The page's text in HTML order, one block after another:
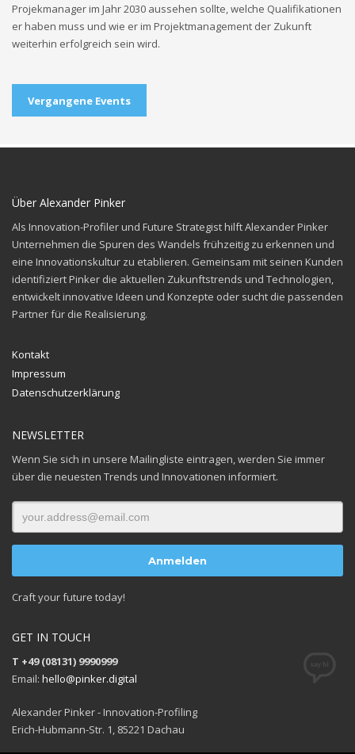
Projekmanager im Jahr 2030 aussehen sollte, welche Qualifikationen
er haben muss und wie er im Projektmanagement der Zukunft
weiterhin erfolgreich sein wird.
Vergangene Events
Über Alexander Pinker
Als Innovation-Profiler und Future Strategist hilft Alexander Pinker
Unternehmen die Spuren des Wandels frühzeitig zu erkennen und
eine Innovationskultur zu etablieren. Gemeinsam mit seinen Kunden
identifiziert Pinker die aktuellen Zukunftstrends und Technologien,
entwickelt innovative Ideen und Konzepte oder sucht die passenden
Partner für die Realisierung.
Kontakt
Impressum
Datenschutzerklärung
NEWSLETTER
Wenn Sie sich in unsere Mailingliste eintragen, werden Sie immer
über die neuesten Trends und Innovationen informiert.
Craft your future today!
GET IN TOUCH
T +49 (08131) 9990999
Email: hello@pinker.digital
Alexander Pinker - Innovation-Profiling
Erich-Hubmann-Str. 1, 85221 Dachau